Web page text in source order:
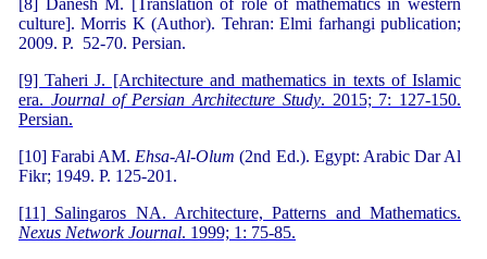
[8] Danesh M. [Translation of role of mathematics in western
culture]. Morris K (Author). Tehran: Elmi farhangi publication;
2009. P. 52-70. Persian.
[9] Taheri J. [Architecture and mathematics in texts of Islamic
era. Journal of Persian Architecture Study. 2015; 7: 127-150.
Persian.
[10] Farabi AM. Ehsa-Al-Olum (2nd Ed.). Egypt: Arabic Dar Al
Fikr; 1949. P. 125-201.
[11] Salingaros NA. Architecture, Patterns and Mathematics.
Nexus Network Journal. 1999; 1: 75-85.